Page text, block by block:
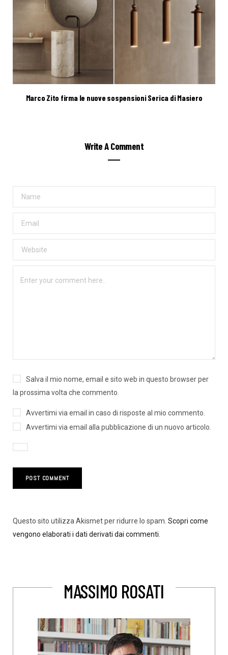
Marco Zito firma le nuove sospensioni Serica di Masiero
Write A Comment
Salva il mio nome, email e sito web in questo browser per
la prossima volta che commento.
Avvertimi via email in caso di risposte al mio commento.
Avvertimi via email alla pubblicazione di un nuovo articolo.
Questo sito utilizza Akismet per ridurre lo spam. Scopri come
vengono elaborati i dati derivati dai commenti
MASSIMO ROSATI